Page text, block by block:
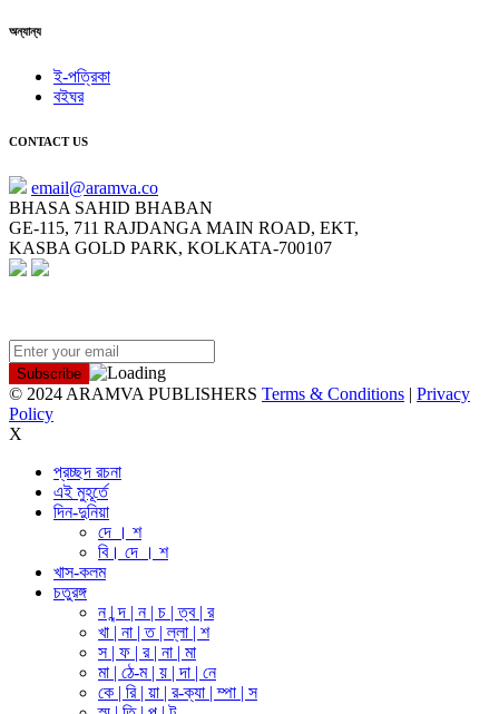
অন্যান্য
ই-পত্রিকা
বইঘর
CONTACT US
email@aramva.co
BHASA SAHID BHABAN
GE-115, 711 RAJDANGA MAIN ROAD, EKT,
KASBA GOLD PARK, KOLKATA-700107
© 2024 ARAMVA PUBLISHERS Terms & Conditions | Privacy
Policy
X
প্রচ্ছদ রচনা
এই মুহূর্তে
দিন-দুনিয়া
দে । শ
বি। দে । শ
খাস-কলম
চতুরঙ্গ
ন | ন্দ | ন | চ | ত্ব | র
খা | না | ত | ল্লা | শ
স | ফ | র | না | মা
মা | ঠে-ম | য় | দা | নে
কে | রি | য়া | র-ক্যা | ম্পা | স